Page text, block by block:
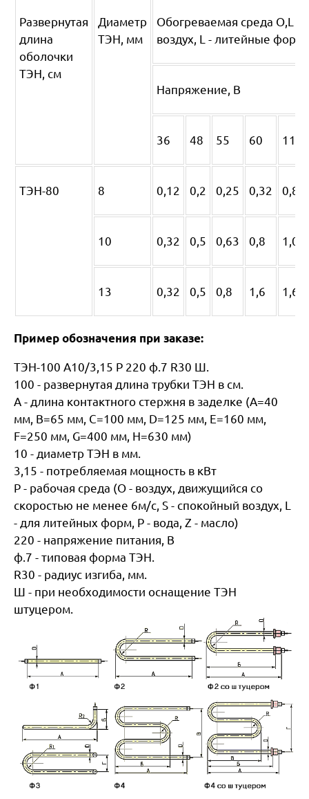
Развернутая
длина
оболочки
ТЭН, см
Диаметр
ТЭН, мм
Обогреваемая среда O,L
воздух, L - литейные
Напряжение, В
36 48 55 60 110
ТЭН-80 8 0,12 0,2 0,25 0,32 0,8
10 0,32 0,5 0,63 0,8 1,0
13 0,32 0,5 0,8 1,6 1,6
Пример обозначения при заказе:
ТЭН-100 А10/3,15 Р 220 ф.7 R30 Ш.
100 - развернутая длина трубки ТЭН в см.
А - длина контактного стержня в заделке (А=40
мм, В=65 мм, С=100 мм, D=125 мм, Е=160 мм,
F=250 мм, G=400 мм, H=630 мм)
10 - диаметр ТЭН в мм.
3,15 - потребляемая мощность в кВт
P - рабочая среда (O - воздух, движущийся со
скоростью не менее 6м/с, S - спокойный воздух, L
- для литейных форм, P - вода, Z - масло)
220 - напряжение питания, В
ф.7 - типовая форма ТЭН.
R30 - радиус изгиба, мм.
Ш - при необходимости оснащение ТЭН
штуцером.